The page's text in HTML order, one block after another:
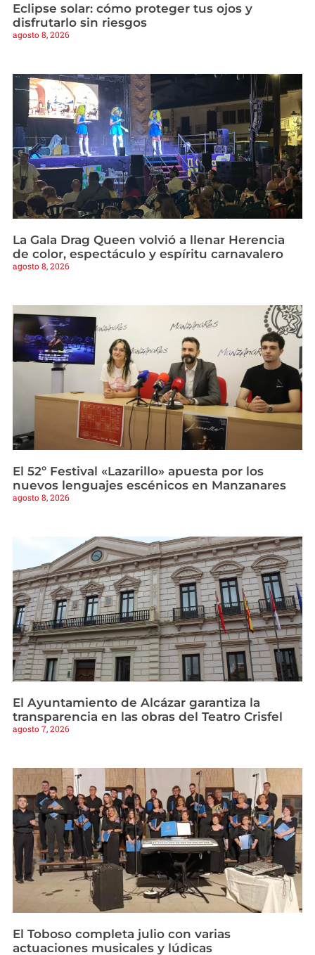
Eclipse solar: cómo proteger tus ojos y
disfrutarlo sin riesgos
agosto 8, 2026
La Gala Drag Queen volvió a llenar Herencia
de color, espectáculo y espíritu carnavalero
agosto 8, 2026
El 52º Festival «Lazarillo» apuesta por los
nuevos lenguajes escénicos en Manzanares
agosto 8, 2026
El Ayuntamiento de Alcázar garantiza la
transparencia en las obras del Teatro Crisfel
agosto 7, 2026
El Toboso completa julio con varias
actuaciones musicales y lúdicas